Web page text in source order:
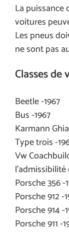
La puissance
voitures
Les pneus
ne sont pas
Classes de
Beetle -1967
Bus -1967
Karmann
Type trois -
Vw
Porsche 356 -
Porsche 912 -
Porsche 914 -
Porsche 911 -